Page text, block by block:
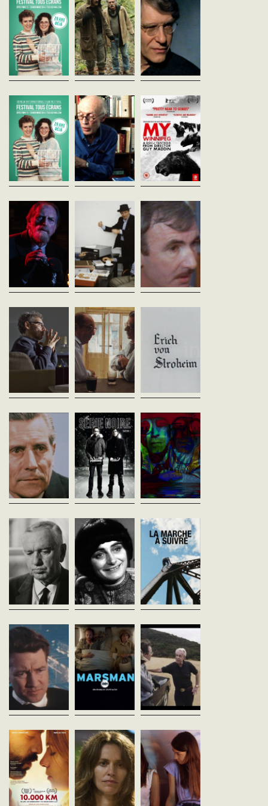
vost - 77'
ÁRTÚN (Guðmundur Arnar
Guðmundsson, Islande/Danemark,
2014, 21')Dans son village
isolé, un garçon n'a qu'une
chose en tête: embrasser
une...
Une épaisse forêt, où se
croisent sans se voir une fille
et sa mère dépressive, un
docteur aidé par un inquiétant
bûcheron ainsi que deux
criminels...
Cinéastes, de notre
est question de
métaphysique entre
Cronenberg et l’écrivain
Grünberg. Un entretien
stimulé par le
FILM LAURÉAT DU
PRIX GENÈVE-EUROPE
vost - 120'
Le Prix Genève Europe
couronne chaque année un
scénariste européen faisant
ses armes dans une fiction
télévisée. Le lauréat, qui sera
connu quelques...
ROHMER, PREUVES à
L'APPUI (1)
France - 1994
vf - 59'
Cinéastes, de notre
tempsDans cet entretien,
minutieusement préparé par
Rohmer (carnets de notes,
scénarios, photos,
enregistrements audio,
essais...
My winnipeg
Guy Maddin
vost - 79'
Highlight screenings,
métrage hors
compétitionWinnipeg,
froid polaire, son parc
minuscule, ses
somnambules, ses
ses fantômes. A...
The strain
Guillermo Del Toro
PREMIERE SUISSESaison 1
(Episodes 1 & 2 / 13) / 2 x 60
min / Compétition
internationale de séries TV Le
thriller conceptuel met en
scène le...
ROHMER, PREUVES à
L'APPUI (2)
France - 1994
vf - 58'
Cinéastes, de notre
temps Après le texte, le son
et la musique (Conte de
printemps, Pauline à la
plage), Rohmer poursuit sa
réflexion en...
Né en 1914,
McLaren
vf - 56'
Cinéastes, de notre
tempsPortrait quasi
Norman McLaren qui
sur ses débuts faits de
continuelles
expérimentations qui
PSI
Marcus Baldini
Saison 1 (Episodes 1 & 2 / 13) /
2 x 55 min / Compétition
internationale de séries
TV São Paulo, ville
tentaculaire. Psychanalyste
de talent...
Chahine & co
Jean-Louis Comolli
vost - 52'
Cinéastes, de notre
tempsPortrait rapproché du
cinéaste égyptien. Si l’étape
du scénario est longue et
laborieuse, réglant à l’avance
tous les...
Erich Von
Stroheim
Erich von Stroheim est
l’occasion de remettre
GEORGES FRANJU, LE
VISIONNAIRE
France - 1996
vf - 49'
Cinéastes, de notre
tempsGeorges Franju le
visionnaire, du documentaire
au fantastique. Maître de son
discours, il s’explique sur ses
films: la...
Série noire
Jean-François Rivard
vost
PREMIERE SUISSESaison 1
(Episodes 1 & 2 / 12) / 2 x 43
min / Compétition
internationale de séries
TVDenis et Patrick ont signé
l'une des...
Je est à nous,
marker et les
medvedkine
Sébastien Juy
France - 2014
vf - 60'
Cinéastes, de notre
En 1967, Chris Marker
avec la grève de la
de Besançon un
initier une expérience
collective...
BUSBY BERKELEY
Hubert Knapp
Cinéastes, de notre tempsEn
maître chorégraphe, Berkeley
revient sur son parcours qui
l’a mené jusqu’à Hollywood et
ses musicals, où s’...
BLEU COMME UNE
ORANGE
France - 1968
vf - 58'
Cinéastes, de notre
tempsAlors que la télévision
passe à la couleur, André S.
Labarthe se réjouit de pouvoir
enfin parler du noir et blanc –
au...
La marche à
suivre
Canada - 2014
vost - 76'
PREMIERE
SUISSECompétition
internationale de longs
métragesDeux temps
l'adolescence dans une
rurale du Québec: l'école
nécessaire...
David Lynch, don't
look at me
France - 1989
vost - 59'
Cinéastes, de notre
tempsTout est agencé pour
créer une atmosphère
inquiétante autour du
personnage de David Lynch,
cinéaste pour qui toute chose
Marsman
Mathias Sercu
vost
PREMIERE SUISSESaison 1
(Episodes 1 & 2 / 8) / 2 x 45
min / Compétition
internationale de séries
TVMarsman n'a plus de
boulot, sa femme est...
BOETTICHER
AGAIN
France - 1995
Cinéastes, de notre
the road en plein Ouest
américain, l’équipe
des Cinéastes confie la
caméra à Claude
l’émission...
10.000 KM
Carlos Marques-Marcet
vost - 99'
PREMIERE
SUISSECompétition
internationale de longs
métragesAlexandra et Sergi
s'aiment. Mais une terrible
distance s'est installée entre
eux: celle...
The leftovers
Peter Berg
vost - 70'
Saison 1 (Episode 1 / 10) / 1 x
70 min Highlight screenings,
Série TV hors compétition2%
de l'humanité disparaît en
une seconde, sans
explication....
Mercuriales
Virgil Vernier
vf - 108'
PREMIERE
SUISSECompétition
internationale de longs
métragesDeux filles
et belles, et au loin, sur le
périph, deux tours qui se
dressent,...